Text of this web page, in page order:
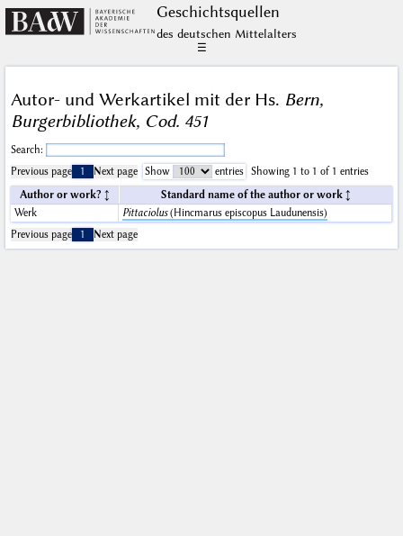
Geschichts­quellen
des deutschen Mittelalters
☰
Autor- und Werkartikel mit der Hs. Bern,
Burgerbibliothek, Cod. 451
Search:
Previous page
1 Next page Show entries
Showing 1 to 1 of 1 entries
Author or work?
Standard name of the author or work
Werk
Pittaciolus(Hincmarus episcopus Laudunensis)
Previous page
1 Next page